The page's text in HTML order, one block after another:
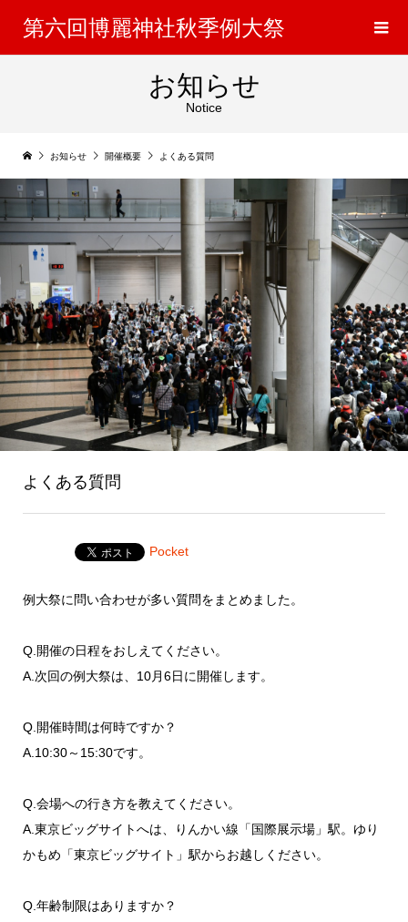
第六回博麗神社秋季例大祭
お知らせ
Notice
お知らせ 開催概要 よくある質問
よくある質問
Pocket
例大祭に問い合わせが多い質問をまとめました。
Q.開催の日程をおしえてください。
A.次回の例大祭は、10月6日に開催します。
Q.開催時間は何時ですか？
A.10:30～15:30です。
Q.会場への行き方を教えてください。
A.東京ビッグサイトへは、りんかい線「国際展示場」駅。ゆり
かもめ「東京ビッグサイト」駅からお越しください。
Q.年齢制限はありますか？